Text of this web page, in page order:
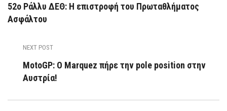
52ο Ράλλυ ΔΕΘ: Η επιστροφή του Πρωταθλήματος
Ασφάλτου
NEXT POST
MotoGP: O Marquez πήρε την pole position στην
Αυστρία!